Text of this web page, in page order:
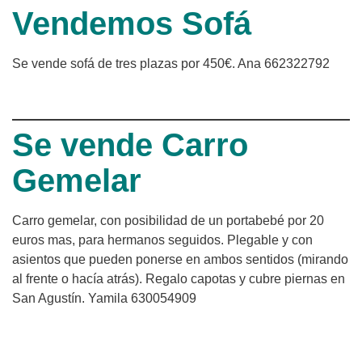
Vendemos Sofá
Se vende sofá de tres plazas por 450€. Ana 662322792
Se vende Carro
Gemelar
Carro gemelar, con posibilidad de un portabebé por 20
euros mas, para hermanos seguidos. Plegable y con
asientos que pueden ponerse en ambos sentidos (mirando
al frente o hacía atrás). Regalo capotas y cubre piernas en
San Agustín. Yamila 630054909